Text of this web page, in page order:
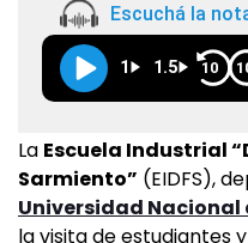
Escuchá la
1 1.5 10
La Escuela Industrial
Sarmiento” (EIDFS),
Universidad Nacional
la visita de estudiantes